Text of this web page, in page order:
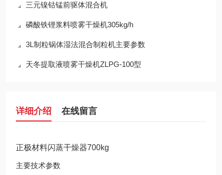
三元镍钴锰前驱体混合机
磷酸铁锂浆料喷雾干燥机305kg/h
3L制粒锅体湿法混合制粒机主要参数
天冬提取液喷雾干燥机ZLPG-100型
详细介绍 在线留言
正极材料闪蒸干燥器700kg
主要技术参数